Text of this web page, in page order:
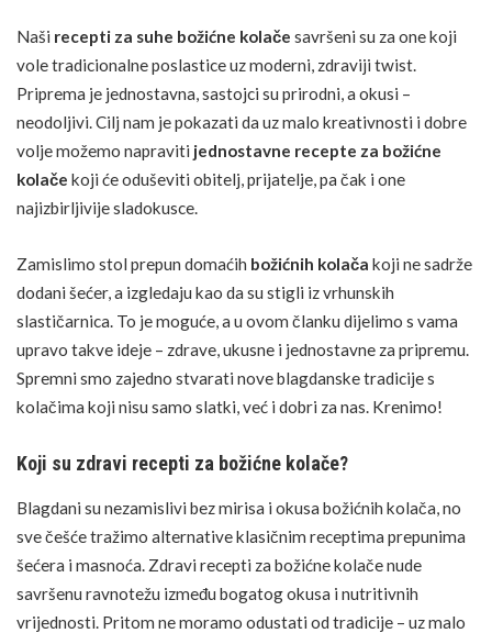
Naši recepti za suhe božićne kolače savršeni su za one koji
vole tradicionalne poslastice uz moderni, zdraviji twist.
Priprema je jednostavna, sastojci su prirodni, a okusi –
neodoljivi. Cilj nam je pokazati da uz malo kreativnosti i dobre
volje možemo napraviti jednostavne recepte za božićne
kolače koji će oduševiti obitelj, prijatelje, pa čak i one
najizbirljivije sladokusce.
Zamislimo stol prepun domaćih božićnih kolača koji ne sadrže
dodani šećer, a izgledaju kao da su stigli iz vrhunskih
slastičarnica. To je moguće, a u ovom članku dijelimo s vama
upravo takve ideje – zdrave, ukusne i jednostavne za pripremu.
Spremni smo zajedno stvarati nove blagdanske tradicije s
kolačima koji nisu samo slatki, već i dobri za nas. Krenimo!
Koji su zdravi recepti za božićne kolače?
Blagdani su nezamislivi bez mirisa i okusa božićnih kolača, no
sve češće tražimo alternative klasičnim receptima prepunima
šećera i masnoća. Zdravi recepti za božićne kolače nude
savršenu ravnotežu između bogatog okusa i nutritivnih
vrijednosti. Pritom ne moramo odustati od tradicije – uz malo